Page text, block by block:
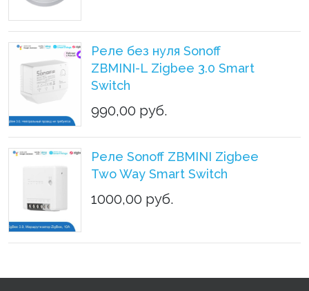
Реле без нуля Sonoff
ZBMINI-L Zigbee 3.0 Smart
Switch
990,00 руб.
Реле Sonoff ZBMINI Zigbee
Two Way Smart Switch
1000,00 руб.